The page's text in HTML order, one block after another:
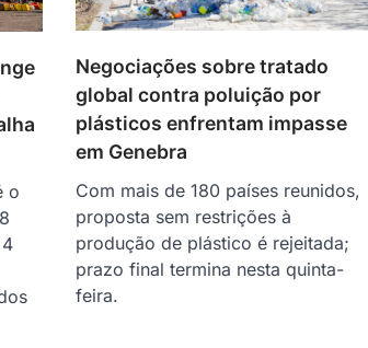
o
Negociações sobre tratado
global contra poluição por
plásticos enfrentam impasse
em Genebra
Com mais de 180 países reunidos,
proposta sem restrições à
produção de plástico é rejeitada;
prazo final termina nesta quinta-
feira.